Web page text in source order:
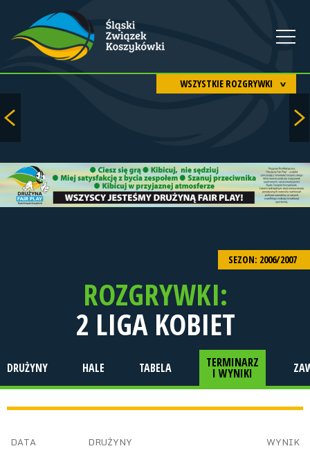
WSZYSTKIE ROZGRYWKI
SEZON: 2006/2007
ROZGRYWKI:
2 LIGA KOBIET
DRUŻYNY HALE TABELA TERMINARZ
I WYNIKI
DATA DRUŻYNY WYNIK